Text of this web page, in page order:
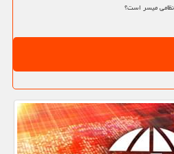
نظامی میسر است؟